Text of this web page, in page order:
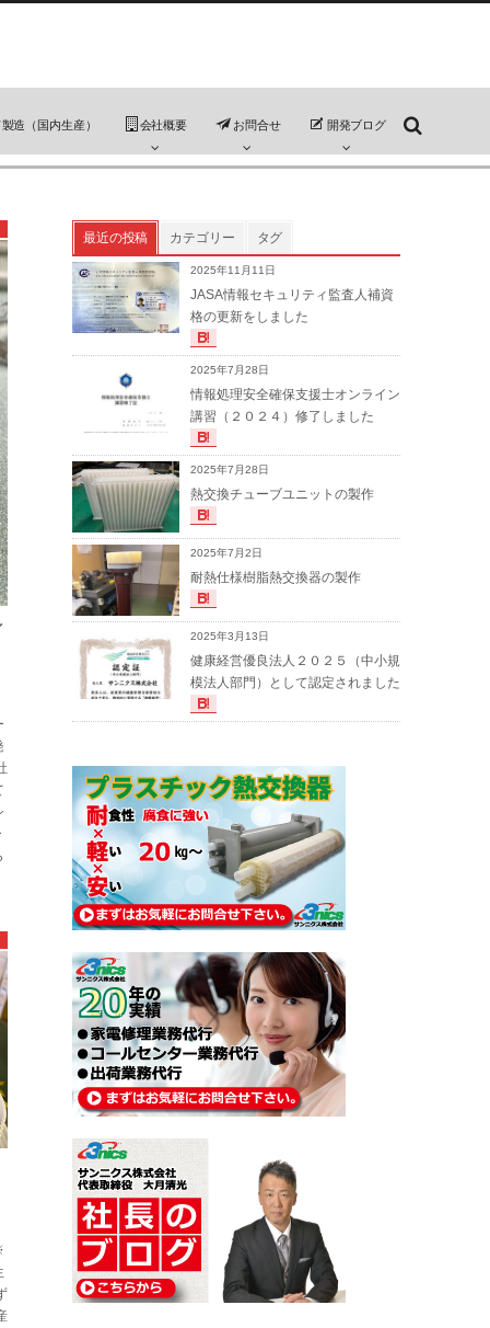
造（国内生産） 会社概要 お問合せ 開発ブログ
最近の投稿 カテゴリー タグ
2025年11月11日
JASA情報セキュリティ監査人補資
格の更新をしました
2025年7月28日
情報処理安全確保支援士オンライン
講習（２０２４）修了しました
2025年7月28日
熱交換チューブユニットの製作
2025年7月2日
耐熱仕様樹脂熱交換器の製作
2025年3月13日
健康経営優良法人２０２５（中小規
模法人部門）として認定されました